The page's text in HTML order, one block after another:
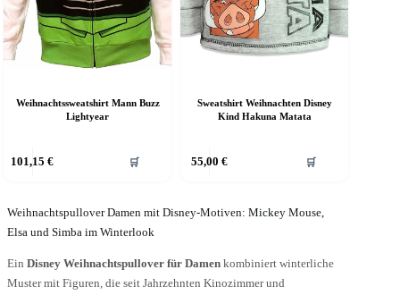
Weihnachtssweatshirt Mann Buzz
Lightyear
101,15€ 🛒
Sweatshirt Weihnachten Disney
Kind Hakuna Matata
55,00 € 🛒
Produkt
Varianten
Optionen
können
Weihnachtspullover Damen mit Disney-Motiven: Mickey Mouse,
Elsa und Simba im Winterlook
Ein Disney Weihnachtspullover für Damen kombiniert winterliche
Muster mit Figuren, die seit Jahrzehnten Kinozimmer und